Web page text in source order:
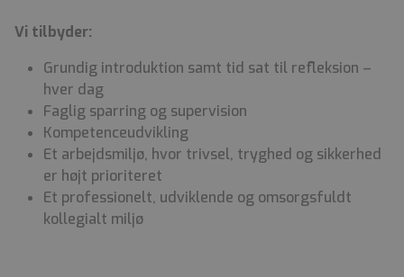
Vi tilbyder:
Grundig introduktion samt tid sat til refleksion –
hver dag
Faglig sparring og supervision
Kompetenceudvikling
Et arbejdsmiljø, hvor trivsel, tryghed og sikkerhed
er højt prioriteret
Et professionelt, udviklende og omsorgsfuldt
kollegialt miljø